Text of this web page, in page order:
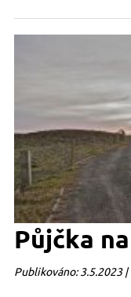
Půjčka
Publikováno: 3.5.2023 |